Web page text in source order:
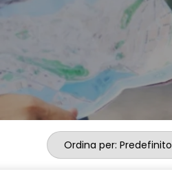
Ordina per: Predefinito